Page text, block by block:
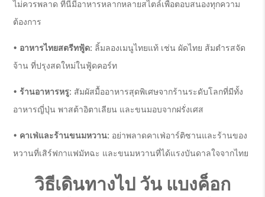
ไม่ควรพลาด ที่นี่มีอาหารหลากหลายสไตล์เพื่อตอบสนองทุกความ
ต้องการ
• อาหารไทยสตรีทฟู้ด: ลิ้มลองเมนูไทยแท้ เช่น ผัดไทย ส้มตำรสจัด
จ้าน ที่ปรุงสดใหม่ในฟู้ดคอร์ท
• ร้านอาหารหรู: สัมผัสมื้ออาหารสุดพิเศษจากร้านระดับโลกที่มีทั้ง
อาหารญี่ปุ่น พาสต้าอิตาเลียน และขนมอบจากฝรั่งเศส
• คาเฟ่และร้านขนมหวาน: อย่าพลาดคาเฟ่อาร์ติซานและร้านของ
หวานที่เสิร์ฟกาแฟมัทฉะ และขนมหวานที่ได้แรงบันดาลใจจากไทย
วิธีเดินทางไป วัน แบงค็อก